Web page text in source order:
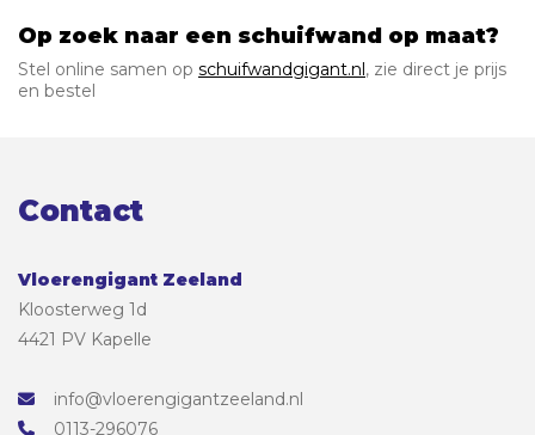
Op zoek naar een schuifwand op maat?
Stel online samen op schuifwandgigant.nl, zie direct je prijs
en bestel
Contact
Vloerengigant Zeeland
Kloosterweg 1d
4421 PV Kapelle
info@vloerengigantzeeland.nl
0113-296076